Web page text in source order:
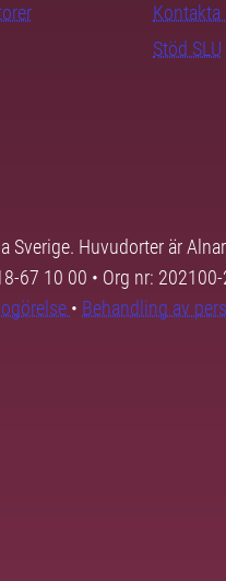
Kontakta
Stöd SLU
Sverige. Huvudorter är
67 10 00 • Org nr: 202100-
• Behandling av